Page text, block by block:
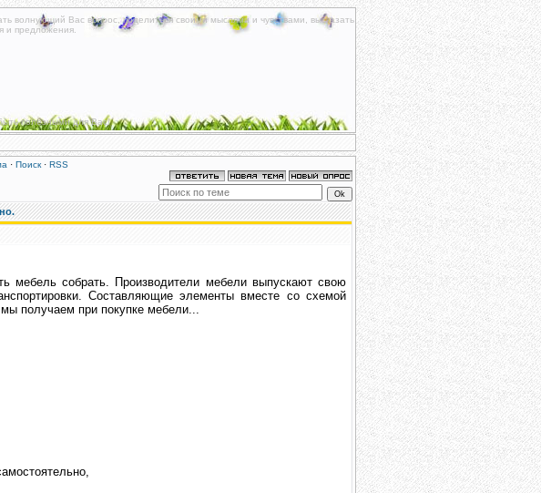
Вас вопрос, поделиться своими мыслями и чувствами, высказать
и предложения.
полезными для Вас!
· Поиск· RSS
мебель собрать. Производители мебели выпускают свою
Составляющие элементы вместе со схемой
получаем при покупке мебели...